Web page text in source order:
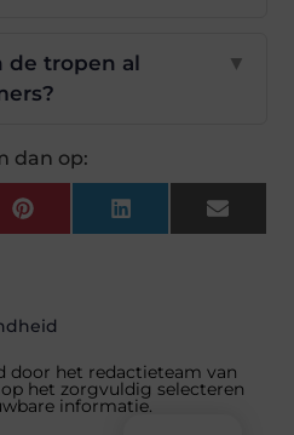
de tropen al
▼
dan op:
PinterestLinkedInEmail
door het redactieteam van
het zorgvuldig selecteren
informatie.